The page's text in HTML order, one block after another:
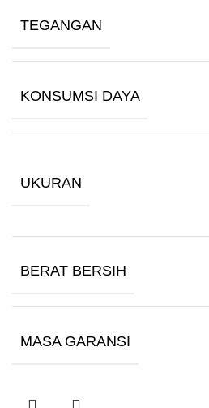
TEGANGAN
KONSUMSI DAYA
UKURAN
BERAT BERSIH
MASA GARANSI